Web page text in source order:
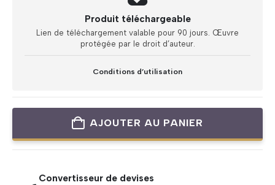
Produit téléchargeable
Lien de téléchargement valable pour 90 jours. Œuvre
protégée par le droit d’auteur.
Conditions d’utilisation
AJOUTER AU PANIER
Convertisseur de devises